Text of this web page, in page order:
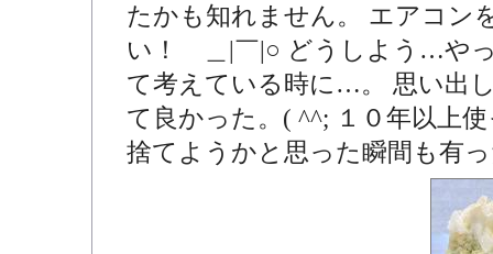
たかも知れません。 エアコン
い！ ＿|￣|○ どうしよう…や
て考えている時に…。 思い出
て良かった。( ^^; １０年以上
捨てようかと思った瞬間も有